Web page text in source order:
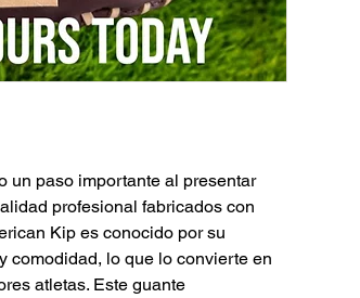
un paso importante al presentar
profesional fabricados con
Kip es conocido por su
comodidad, lo que lo convierte en
atletas. Este guante